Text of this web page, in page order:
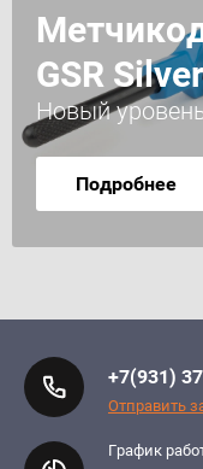
GSR Silver
Новый
Подробнее
+7(931)
Отправить
График